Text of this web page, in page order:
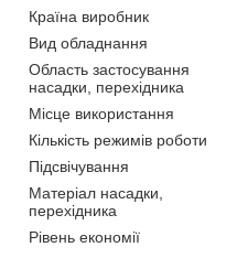
Країна виробник
Вид обладнання
Область застосування
насадки, перехідника
Місце використання
Кількість режимів роботи
Підсвічування
Матеріал насадки,
перехідника
Рівень економії